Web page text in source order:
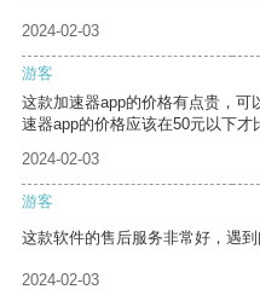
2024-02-03
游客
这款加速器app的价格有点贵，可
速器app的价格应该在50元以下才
2024-02-03
游客
这款软件的售后服务非常好，遇到
2024-02-03